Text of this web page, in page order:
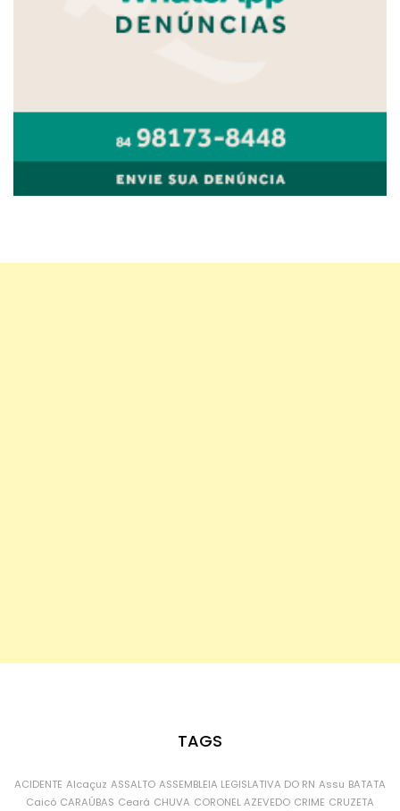
TAGS
ACIDENTE Alcaçuz ASSALTO ASSEMBLEIA LEGISLATIVA DO RN Assu BATATA
Caicó CARAÚBAS Ceará CHUVA CORONEL AZEVEDO CRIME CRUZETA